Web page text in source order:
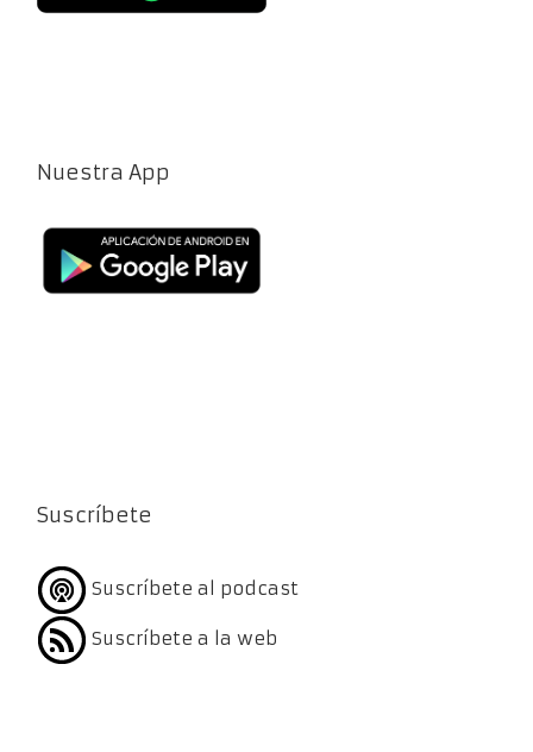
Nuestra App
Suscríbete
Suscríbete al podcast
Suscríbete a la web